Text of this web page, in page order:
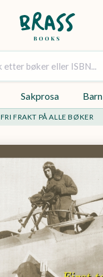
Sakprosa Barn
FRI FRAKT PÅ ALLE BØKER